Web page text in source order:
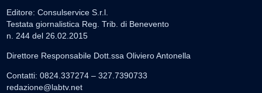
Editore: Consulservice S.r.l.
Testata giornalistica Reg. Trib. di Benevento
n. 244 del 26.02.2015
Direttore Responsabile Dott.ssa Oliviero Antonella
Contatti: 0824.337274 – 327.7390733
redazione@labtv.net